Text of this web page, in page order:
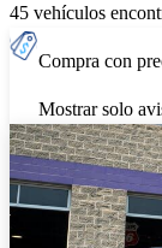
45 vehículos
Compra con
Mostrar solo